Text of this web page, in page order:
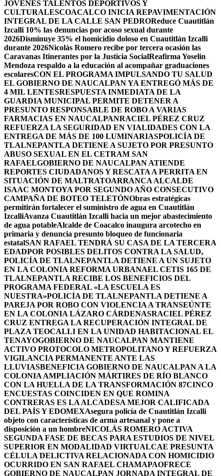
JÓVENES TALENTOS DEPORTIVOS Y
CULTURALESCOACALCO INICIA REPAVIMENTACIÓN
INTEGRAL DE LA CALLE SAN PEDROReduce Cuautitlán
Izcalli 10% las denuncias por acoso sexual durante
2026Disminuye 35% el homicidio doloso en Cuautitlán Izcalli
durante 2026Nicolás Romero recibe por tercera ocasión las
Caravanas Itinerantes por la Justicia SocialReafirma Yoselin
Mendoza respaldo a la educación al acompañar graduaciones
escolaresCON EL PROGRAMA IMPULSANDO TU SALUD
EL GOBIERNO DE NAUCALPAN YA ENTREGÓ MÁS DE
4 MIL LENTESRESPUESTA INMEDIATA DE LA
GUARDIA MUNICIPAL PERMITE DETENER A
PRESUNTO RESPONSABLE DE ROBO A VARIAS
FARMACIAS EN NAUCALPANRACIEL PÉREZ CRUZ
REFUERZA LA SEGURIDAD EN VIALIDADES CON LA
ENTREGA DE MÁS DE 100 LUMINARIASPOLICÍA DE
TLALNEPANTLA DETIENE A SUJETO POR PRESUNTO
ABUSO SEXUAL EN EL CETRAM SAN
RAFAELGOBIERNO DE NAUCALPAN ATIENDE
REPORTES CIUDADANOS Y RESCATA A PERRITA EN
SITUACIÓN DE MALTRATOARRANCA ALCALDE
ISAAC MONTOYA POR SEGUNDO AÑO CONSECUTIVO
CAMPAÑA DE BOTEO TELETÓNObras estratégicas
permitirán fortalecer el suministro de agua en Cuautitlán
IzcalliAvanza Cuautitlán Izcalli hacia un mejor abastecimiento
de agua potableAlcalde de Coacalco inaugura arcotecho en
primaria y denuncia presunto bloqueo de funcionaria
estatalSAN RAFAEL TENDRÁ SU CASA DE LA TERCERA
EDADPOR POSIBLES DELITOS CONTRA LA SALUD,
POLICÍA DE TLALNEPANTLA DETIENE A UN SUJETO
EN LA COLONIA REFORMA URBANAEL CETIS 165 DE
TLALNEPANTLA RECIBE LOS BENEFICIOS DEL
PROGRAMA FEDERAL «LA ESCUELA ES
NUESTRA»POLICÍA DE TLALNEPANTLA DETIENE A
PAREJA POR ROBO CON VIOLENCIA A TRANSEÚNTE
EN LA COLONIA LÁZARO CÁRDENASRACIEL PÉREZ
CRUZ ENTREGA LA RECUPERACIÓN INTEGRAL DE
PLAZA TEOCALLI EN LA UNIDAD HABITACIONAL EL
TENAYOGOBIERNO DE NAUCALPAN MANTIENE
ACTIVO PROTOCOLO METROPOLITANO Y REFUERZA
VIGILANCIA PERMANENTE ANTE LAS
LLUVIASBENEFICIA GOBIERNO DE NAUCALPAN A LA
COLONIA AMPLIACIÓN MÁRTIRES DE RÍO BLANCO
CON LA HUELLA DE LA TRANSFORMACIÓN 87CINCO
ENCUESTAS COINCIDEN EN QUE ROMINA
CONTRERAS ES LA ALCADESA MEJOR CALIFICADA
DEL PAÍS Y EDOMEXAsegura policía de Cuautitlán Izcalli
objeto con características de arma artesanal y pone a
disposición a un hombreNICOLÁS ROMERO ACTIVA
SEGUNDA FASE DE BECAS PARA ESTUDIOS DE NIVEL
SUPERIOR EN MODALIDAD VIRTUALCAE PRESUNTA
CÉLULA DELICTIVA RELACIONADA CON HOMICIDIO
OCURRIDO EN SAN RAFAEL CHAMAPAOFRECE
GOBIERNO DE NAUCALPAN JORNADA INTEGRAL DE